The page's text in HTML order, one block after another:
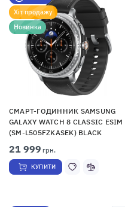
Хіт продажу
Новинка
СМАРТ-ГОДИННИК SAMSUNG
GALAXY WATCH 8 CLASSIC ESIM
(SM-L505FZKASEK) BLACK
21 999 грн.
КУПИТИ